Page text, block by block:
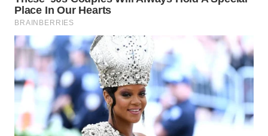
Wahana
Media
WAHANA
NEWS
WAHANA
TANI